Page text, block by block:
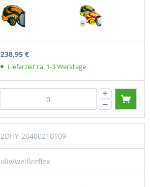
238,95 €
Lieferzeit ca. 1-3 Werktage
2DHY-20400210109
oliv/weißreflex